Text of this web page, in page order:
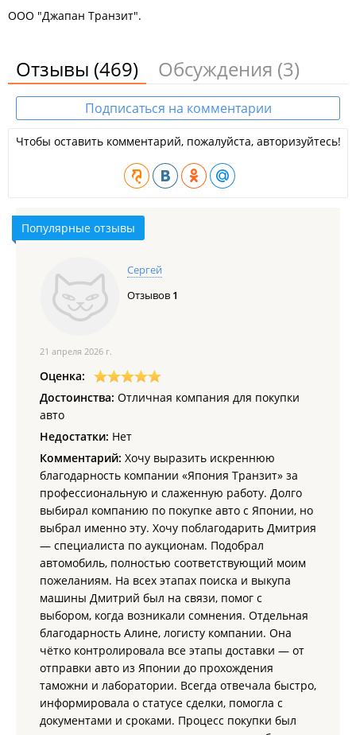
ООО "Джапан Транзит".
Отзывы (469) Обсуждения (3)
Подписаться на комментарии
Чтобы оставить комментарий, пожалуйста, авторизуйтесь!
Популярные отзывы
Сергей
Отзывов 1
21 апреля 2026 г.
Оценка:
Достоинства: Отличная компания для покупки
авто
Недостатки: Нет
Комментарий: Хочу выразить искреннюю
благодарность компании «Япония Транзит» за
профессиональную и слаженную работу. Долго
выбирал компанию по покупке авто с Японии, но
выбрал именно эту. Хочу поблагодарить Дмитрия
— специалиста по аукционам. Подобрал
автомобиль, полностью соответствующий моим
пожеланиям. На всех этапах поиска и выкупа
машины Дмитрий был на связи, помог с
выбором, когда возникали сомнения. Отдельная
благодарность Алине, логисту компании. Она
чётко контролировала все этапы доставки — от
отправки авто из Японии до прохождения
таможни и лаборатории. Всегда отвечала быстро,
информировала о статусе сделки, помогла с
документами и сроками. Процесс покупки был